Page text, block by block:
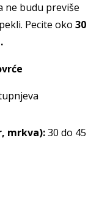
ne budu previše
Pecite oko 30
mrkva):30 do 45